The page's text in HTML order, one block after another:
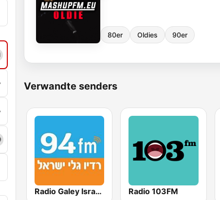
80er Oldies 90er
Verwandte senders
Radio Galey Israel (רדיו גלי ישראל) Radio 103FM